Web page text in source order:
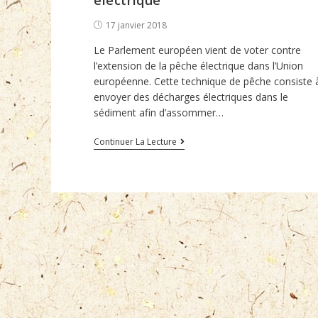
Post17 janvier 2018
Le Parlement européen vient de voter contre
l’extension de la pêche électrique dans l’Union
européenne. Cette technique de pêche consiste
envoyer des décharges électriques dans le
sédiment afin d’assommer…
Continuer La Lecture
Biocoop
la
pêche
électrique